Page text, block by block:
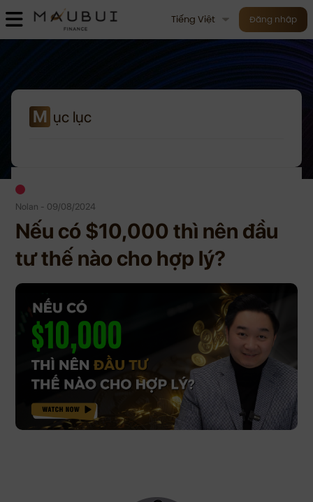
Tiếng Việt Đăng nhập
M ục lục
Nolan - 09/08/2024
Nếu có $10,000 thì nên đầu
tư thế nào cho hợp lý?